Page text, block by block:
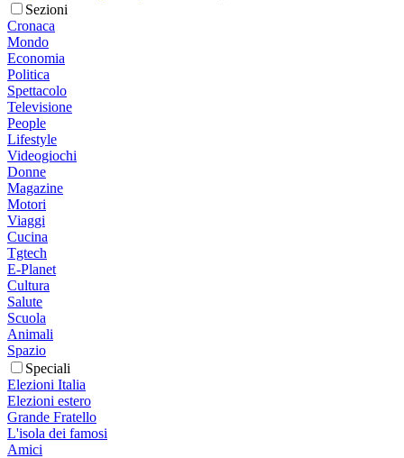
Sezioni
Cronaca
Mondo
Economia
Politica
Spettacolo
Televisione
People
Lifestyle
Videogiochi
Donne
Magazine
Motori
Viaggi
Cucina
Tgtech
E-Planet
Cultura
Salute
Scuola
Animali
Spazio
Speciali
Elezioni Italia
Elezioni estero
Grande Fratello
L'isola dei famosi
Amici